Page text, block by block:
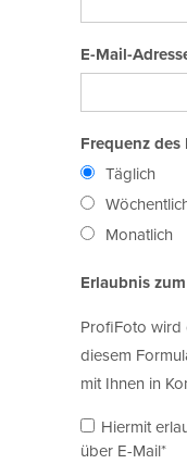
E-Mail-
Frequenz
Täglich
Monatlich
Erlaubnis
ProfiFoto wird
diesem
mit Ihnen in
Hiermit
über E-Mail*